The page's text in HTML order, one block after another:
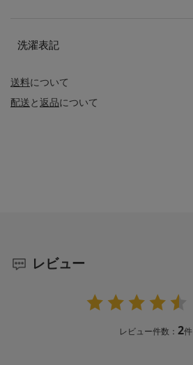
送料について
配送と返品について
洗濯表記
レビュー
レビュー件数：2件